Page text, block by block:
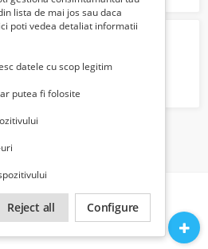
cu experiență
lista de mai jos sau daca
poti vedea detaliat informatii
datele cu scop legitim
putea fi folosite
Reject all Configure